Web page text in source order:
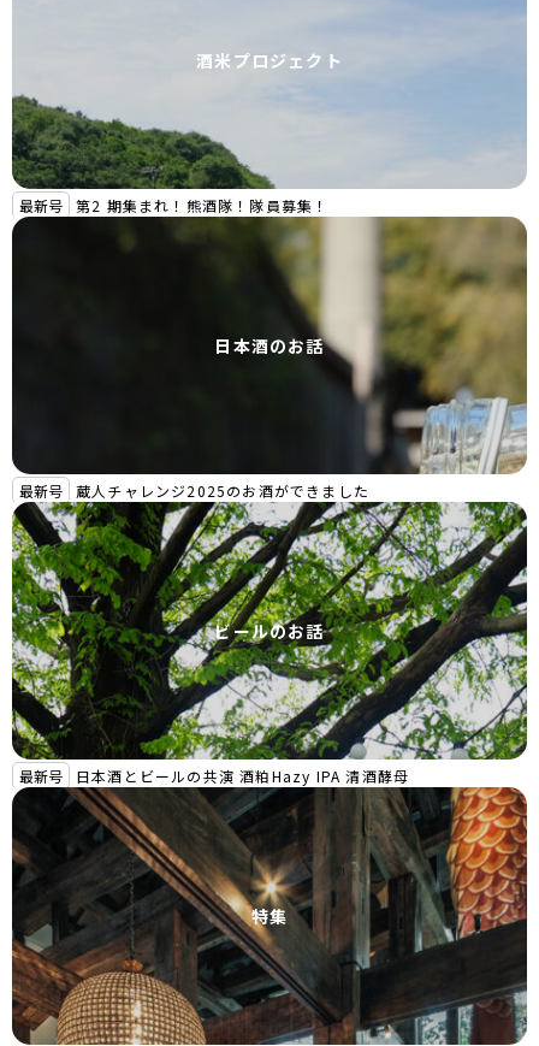
酒米プロジェクト
最新号 第2 期集まれ！熊酒隊！隊員募集！
日本酒のお話
最新号 蔵人チャレンジ2025のお酒ができました
ビールのお話
最新号 日本酒とビールの共演 酒粕Hazy IPA 清酒酵母
特集